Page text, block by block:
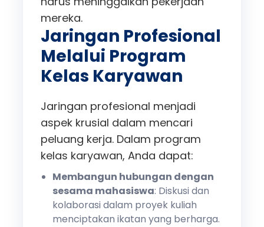
mereka.
Jaringan Profesional
Melalui Program
Kelas Karyawan
Jaringan profesional menjadi
aspek krusial dalam mencari
peluang kerja. Dalam program
kelas karyawan, Anda dapat:
Membangun hubungan dengan
sesama mahasiswa: Diskusi dan
kolaborasi dalam proyek kuliah
menciptakan ikatan yang berharga.